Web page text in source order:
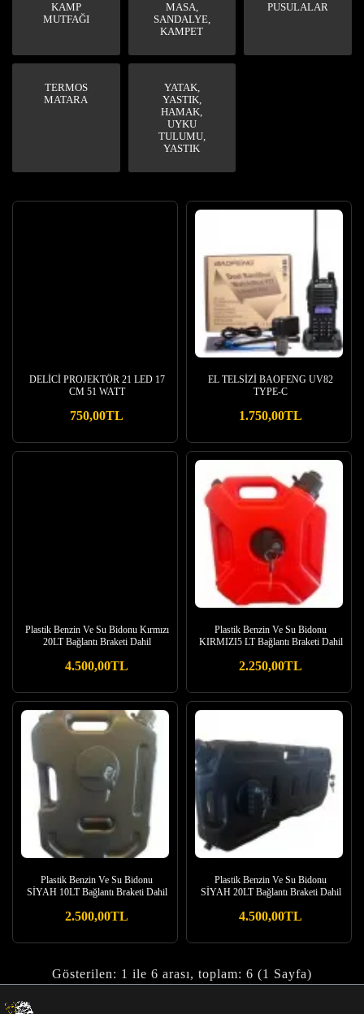
KAMP
MUTFAĞI
MASA,
SANDALYE,
KAMPET
PUSULALAR
TERMOS
MATARA
YATAK,
YASTIK,
HAMAK,
UYKU
TULUMU,
YASTIK
DELİCİ PROJEKTÖR 21 LED 17
CM 51 WATT
750,00TL
EL TELSİZİ BAOFENG UV82
TYPE-C
1.750,00TL
Plastik Benzin Ve Su Bidonu Kırmızı
20LT Bağlantı Braketi Dahil
4.500,00TL
Plastik Benzin Ve Su Bidonu
KIRMIZI5 LT Bağlantı Braketi Dahil
2.250,00TL
Plastik Benzin Ve Su Bidonu
SİYAH 10LT Bağlantı Braketi Dahil
2.500,00TL
Plastik Benzin Ve Su Bidonu
SİYAH 20LT Bağlantı Braketi Dahil
4.500,00TL
Gösterilen: 1 ile 6 arası, toplam: 6 (1 Sayfa)